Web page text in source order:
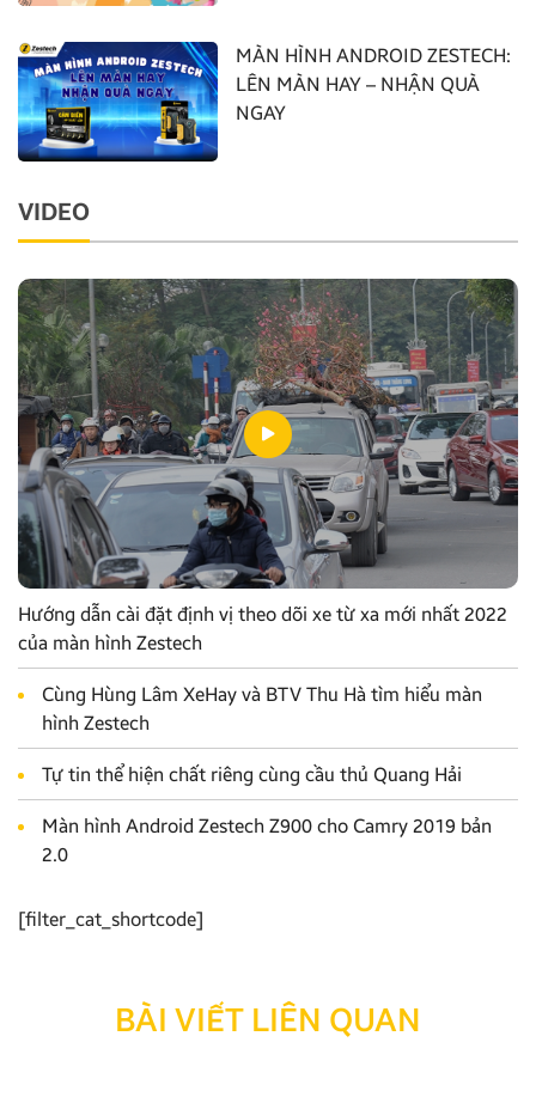
MÀN HÌNH ANDROID ZESTECH:
LÊN MÀN HAY – NHẬN QUÀ
NGAY
VIDEO
Hướng dẫn cài đặt định vị theo dõi xe từ xa mới nhất 2022
của màn hình Zestech
Cùng Hùng Lâm XeHay và BTV Thu Hà tìm hiểu màn
hình Zestech
Tự tin thể hiện chất riêng cùng cầu thủ Quang Hải
Màn hình Android Zestech Z900 cho Camry 2019 bản
2.0
[filter_cat_shortcode]
BÀI VIẾT LIÊN QUAN